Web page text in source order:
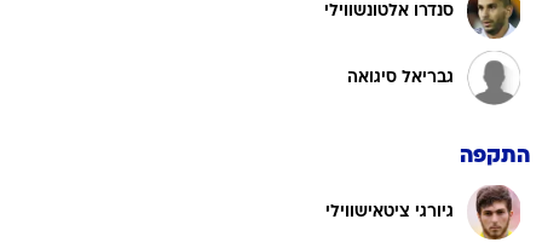
סנדרו אלטונשווילי
גבריאל סיגואה
התקפה
גיורגי ציטאישווילי